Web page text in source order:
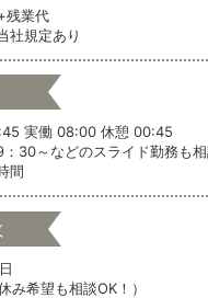
残業代
社規定あり
実働 08:00 休憩 00:45
30～などのスライド勤務も相
間
希望も相談OK！）